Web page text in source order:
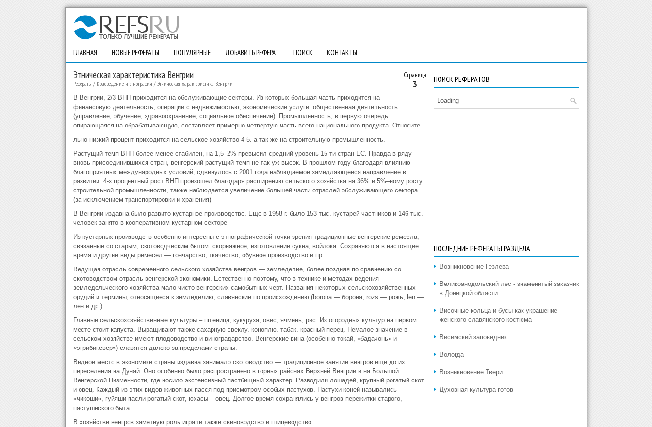
ГЛАВНАЯ НОВЫЕ РЕФЕРАТЫ ПОПУЛЯРНЫЕ ДОБАВИТЬ РЕФЕРАТ ПОИСК КОНТАКТЫ
Страница
3
Этническая характеристика Венгрии
Рефераты / Краеведение и этнография / Этническая характеристика Венгрии
В Венгрии, 2/3 ВНП приходится на обслуживающие секторы. Из которых большая часть приходится на
финансовую деятельность, операции с недвижимостью, экономические услуги, общественная деятельность
(управление, обучение, здравоохранение, социальное обеспечение). Промышленность, в первую очередь
опирающаяся на обрабатывающую, составляет примерно четвертую часть всего национального продукта. Относите
льно низкий процент приходится на сельское хозяйство 4-5, а так же на строительную промышленность.
Растущий темп ВНП более менее стабилен, на 1,5–2% превысил средний уровень 15-ти стран ЕС. Правда в ряду
вновь присоединившихся стран, венгерский растущий темп не так уж высок. В прошлом году благодаря влиянию
благоприятных международных условий, сдвинулось с 2001 года наблюдаемое замедляющееся направление в
развитии. 4-х процентный рост ВНП произошел благодаря расширению сельского хозяйства на 36% и 5%–ному росту
строительной промышленности, также наблюдается увеличение большей части отраслей обслуживающего сектора
(за исключением транспортировки и хранения).
В Венгрии издавна было развито кустарное производство. Еще в 1958 г. было 153 тыс. кустарей-частников и 146 тыс.
человек занято в кооперативном кустарном секторе.
Из кустарных производств особенно интересны с этнографической точки зрения традиционные венгерские ремесла,
связанные со старым, скотоводческим бытом: скорняжное, изготовление сукна, войлока. Сохраняются в настоящее
время и другие виды ремесел — гончарство, ткачество, обувное производство и пр.
Ведущая отрасль современного сельского хозяйства венгров — земледелие, более поздняя по сравнению со
скотоводством отрасль венгерской экономики. Естественно поэтому, что в технике и методах ведения
земледельческого хозяйства мало чисто венгерских самобытных черт. Названия некоторых сельскохозяйственных
орудий и термины, относящиеся к земледелию, славянские по происхождению (borona — борона, rozs — рожь, len —
лен и др.).
Главные сельскохозяйственные культуры – пшеница, кукуруза, овес, ячмень, рис. Из огородных культур на первом
месте стоит капуста. Выращивают также сахарную свеклу, коноплю, табак, красный перец. Немалое значение в
сельском хозяйстве имеют плодоводство и виноградарство. Венгерские вина (особенно токай, «бадачонь» и
«эгрибикевер») славятся далеко за пределами страны.
Видное место в экономике страны издавна занимало скотоводство — традиционное занятие венгров еще до их
переселения на Дунай. Оно особенно было распространено в горных районах Верхней Венгрии и на Большой
Венгерской Низменности, где носило экстенсивный пастбищный характер. Разводили лошадей, крупный рогатый скот
и овец. Каждый из этих видов животных пасся под присмотром особых пастухов. Пастухи коней назывались
«чикоши», гуйяши пасли рогатый скот, юхасы – овец. Долгое время сохранялись у венгров пережитки старого,
пастушеского быта.
В хозяйстве венгров заметную роль играли также свиноводство и птицеводство.
ПОИСК РЕФЕРАТОВ
Loading
ПОСЛЕДНИЕ РЕФЕРАТЫ РАЗДЕЛА
Возникновение Гезлева
Великоанодольский лес - знаменитый заказник
в Донецкой области
Височные кольца и бусы как украшение
женского славянского костюма
Висимский заповедник
Вологда
Возникновение Твери
Духовная культура готов